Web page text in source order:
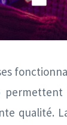
permettent
qualité.